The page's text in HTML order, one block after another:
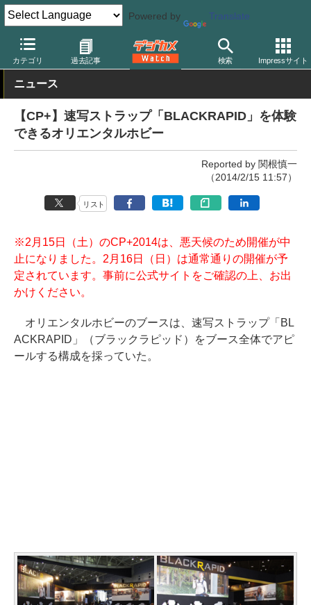
Powered by Translate
カテゴリ 過去記事 検索 Impressサイト
デジカメ Watch 撮影用品 ストラップ その他
ニュース
【CP+】速写ストラップ「BLACKRAPID」を体験
できるオリエンタルホビー
Reported by 関根慎一
（2014/2/15 11:57）
リスト
※2月15日（土）のCP+2014は、悪天候のため開催が中
止になりました。2月16日（日）は通常通りの開催が予
定されています。事前に公式サイトをご確認の上、お出
かけください。
オリエンタルホビーのブースは、速写ストラップ「BL
ACKRAPID」（ブラックラピッド）をブース全体でアピ
ールする構成を採っていた。